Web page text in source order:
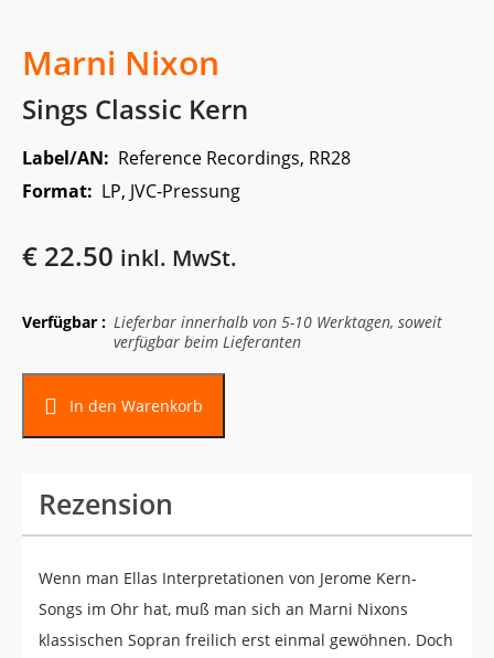
Marni Nixon
Sings Classic Kern
Label/AN: Reference Recordings, RR28
Format: LP, JVC-Pressung
€ 22.50 inkl. MwSt.
Verfügbar : Lieferbar innerhalb von 5-10 Werktagen, soweit
verfügbar beim Lieferanten
In den Warenkorb
Rezension
Wenn man Ellas Interpretationen von Jerome Kern-
Songs im Ohr hat, muß man sich an Marni Nixons
klassischen Sopran freilich erst einmal gewöhnen. Doch